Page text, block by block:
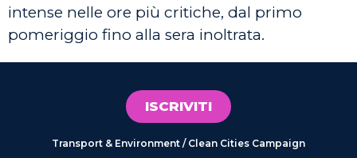
intense nelle ore più critiche, dal primo
pomeriggio fino alla sera inoltrata.
ISCRIVITI
Transport & Environment / Clean Cities Campaign